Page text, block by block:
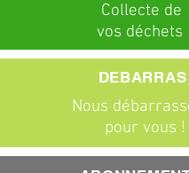
Collecte de
vos déchets
Nous
pour vous !
DEBARRAS